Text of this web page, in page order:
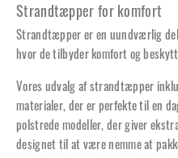
Strandtæpper for komfort
Strandtæpper er en uundværlig
hvor de tilbyder komfort og
Vores udvalg af strandtæpper
materialer, der er perfekte til en
polstrede modeller, der giver
designet til at være nemme at